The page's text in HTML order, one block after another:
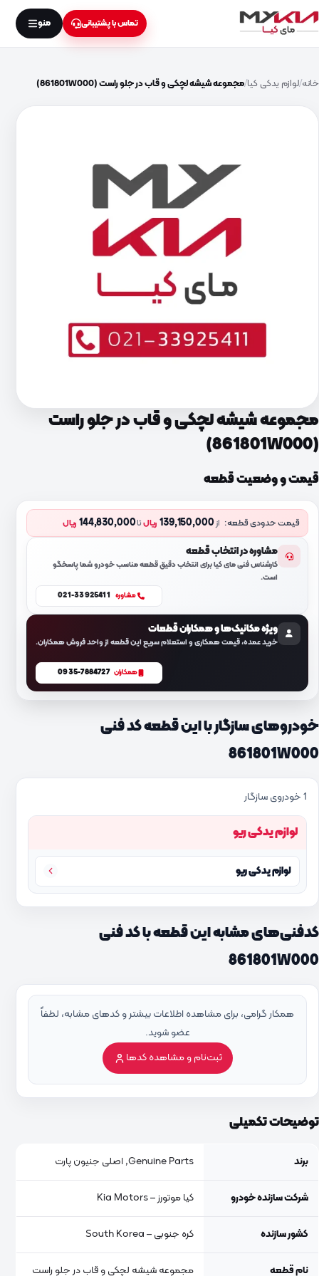
تماس با پشتیبانی منو
خانه لوازم یدکی کیا مجموعه شیشه لچکی و قاب در جلو راست (861801W000)
مجموعه شیشه لچکی و قاب در جلو راست
(861801W000)
قیمت و وضعیت قطعه
قیمت حدودی قطعه: از139,150,000 ریالتا144,830,000 ریال
مشاوره در انتخاب قطعه
کارشناس فنی مای کیا برای انتخاب دقیق قطعه مناسب خودرو شما پاسخگو
است.
مشاوره 021-33925411
ویژه مکانیک‌ها و همکاران قطعات
خرید عمده، قیمت همکاری و استعلام سریع این قطعه از واحد فروش همکاران.
همکاران 0935-7884727
خودروهای سازگار با این قطعه کد فنی
861801W000
1 خودروی سازگار
لوازم یدکی ریو
لوازم یدکی ریو
کدفنی‌های مشابه این قطعه با کد فنی
861801W000
همکار گرامی، برای مشاهده اطلاعات بیشتر و کدهای مشابه، لطفاً
عضو شوید.
ثبت‌نام و مشاهده کدها
توضیحات تکمیلی
برند Genuine Parts, اصلی جنیون پارت
شرکت سازنده خودرو کیا موتورز – Kia Motors
کشور سازنده کره جنوبی – South Korea
نام قطعه مجموعه شیشه لچکی و قاب در جلو راست